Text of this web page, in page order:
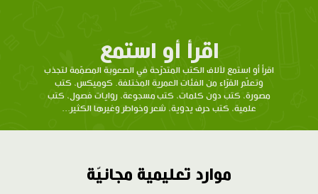
اقرأ أو استمع
اقرأ أو استمع لآلاف الكتب المتدرّحة في الصعوبة المصمّمة لتجذب
وتعلّم القرّاء من الفئات العمرية المختلفة. كوميكس، كتب
مصورة، كتب دون كلمات، كتب مسجوعة، روايات فصول، كتب
علمية، كتب حرف يدوية، شعر وخواطر وغيرها الكثير...
موارد تعليمية مجانيّة